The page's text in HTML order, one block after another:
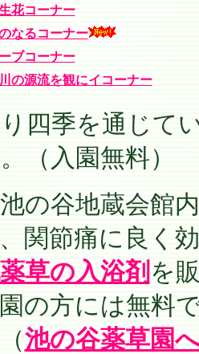
花コーナー
なるコーナー
ブコーナー
の源流を観にイコーナー
四季を通じて
（入園無料）
の谷地蔵会館
関節痛に良く
草の入浴剤 を
の方には無料
池の谷薬草園